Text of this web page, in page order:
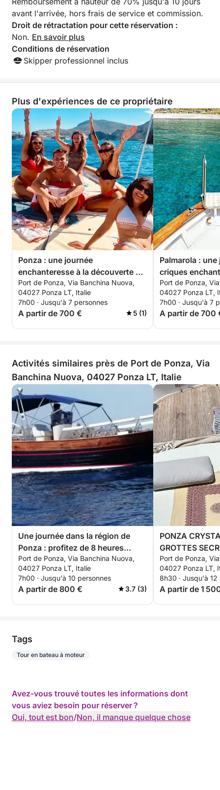
avant l'arrivée, hors frais de service et commission.
Droit de rétractation pour cette réservation :
Non. En savoir plus
Conditions de réservation
Skipper professionnel inclus
Plus d'expériences de ce propriétaire
Ponza : une journée
enchanteresse à la découverte de
l'île
Port de Ponza, Via Banchina Nuova,
04027 Ponza LT, Italie
7h00 · Jusqu'à 7 personnes
A partir de 700 € 5 (1)
Palmarola :
criques
majestueux
Port de Ponza,
04027 Ponza LT,
7h00 · Jusqu'à 7
A partir de 700
Activités similaires près de Port de Ponza, Via
Banchina Nuova, 04027 Ponza LT, Italie
Une journée dans la région de
Ponza : profitez de 8 heures
d’exploration à bord d’un bateau à
moteur.
Port de Ponza, Via Banchina Nuova,
04027 Ponza LT, Italie
7h00 · Jusqu'à 10 personnes
A partir de 800 € 3.7 (3)
PONZA
GROTTES
TURQUOISES »
Port de Ponza,
04027 Ponza LT,
8h30 · Jusqu'à 12
A partir de 1
Tags
Tour en bateau à moteur
Avez-vous trouvé toutes les informations dont
vous aviez besoin pour réserver ?
Oui, tout est bon/Non, il manque quelque chose